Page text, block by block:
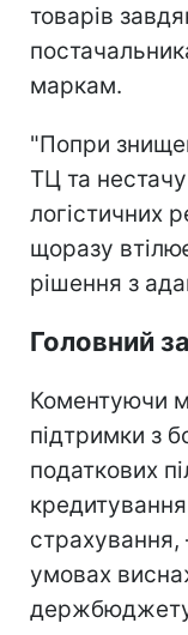
товарів
маркам.
"Попри
ТЦ та
логістичних
щоразу
рішення з
Головний
Коментуючи
підтримки з
податкових
умовах